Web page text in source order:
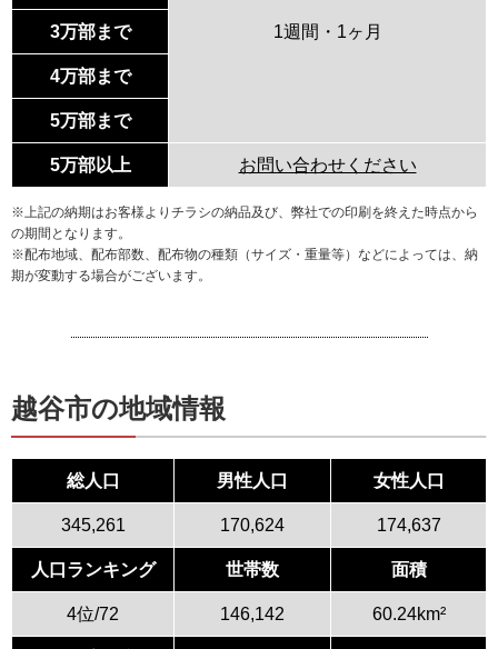
1週間・1ヶ月
3万部まで
4万部まで
5万部まで
5万部以上 お問い合わせください
※上記の納期はお客様よりチラシの納品及び、弊社での印刷を終えた時点から
の期間となります。
※配布地域、配布部数、配布物の種類（サイズ・重量等）などによっては、納
期が変動する場合がございます。
越谷市の地域情報
総人口 男性人口 女性人口
345,261 170,624 174,637
人口ランキング 世帯数 面積
4位/72 146,142 60.24km²